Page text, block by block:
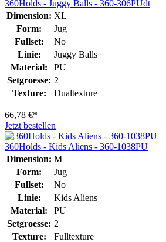
360Holds - Juggy Balls - 360-306PUdt
Dimension: XL
Form:
Jug
Fullset:
No
Linie:
Juggy Balls
Material:
PU
Setgroesse: 2
Texture:
Dualtexture
66,78 €*
Jetzt bestellen
360Holds - Kids Aliens - 360-1038PU
Dimension: M
Form:
Jug
Fullset:
No
Linie:
Kids Aliens
Material:
PU
Setgroesse: 2
Texture:
Fulltexture